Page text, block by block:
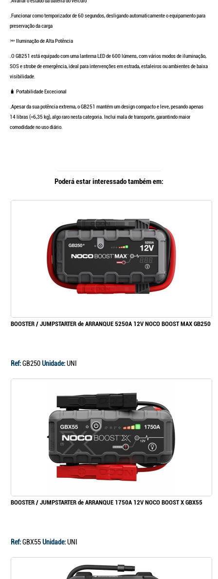
.Funcionar como temporizador de 60 segundos, desligando automaticamente o equipamento para
preservação da carga
🔦 Iluminação de Alta Potência
.O GB251 está equipado com uma lanterna LED de 600 lúmens, com vários modos de iluminação,
SOS e strobe de emergência, ideal para intervenções em estrada, estaleiros ou ambientes de baixa
visibilidade.
🧳 Portabilidade Excecional
.Apesar da sua potência extrema, o GB251 mantém um design compacto e leve, pesando apenas
14 libras (≈6,35 kg), algo raro nesta categoria. Inclui mala de transporte, garantindo maior
comodidade no uso diário.
Poderá estar interessado também em:
BOOSTER / JUMPSTARTER de ARRANQUE 5250A 12V NOCO BOOST MAX GB250
Ref:GB250Unidade:UNI
BOOSTER / JUMPSTARTER de ARRANQUE 1750A 12V NOCO BOOST X GBX55
Ref:GBX55Unidade:UNI